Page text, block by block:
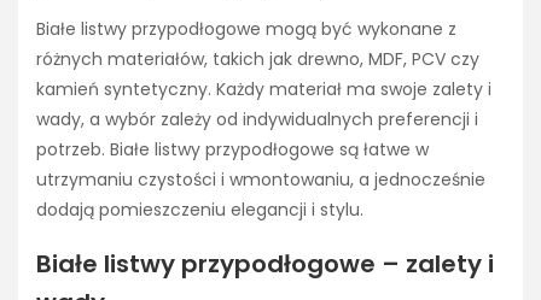
Białe listwy przypodłogowe mogą być wykonane z
różnych materiałów, takich jak drewno, MDF, PCV czy
kamień syntetyczny. Każdy materiał ma swoje zalety i
wady, a wybór zależy od indywidualnych preferencji i
potrzeb. Białe listwy przypodłogowe są łatwe w
utrzymaniu czystości i wmontowaniu, a jednocześnie
dodają pomieszczeniu elegancji i stylu.
Białe listwy przypodłogowe – zalety i